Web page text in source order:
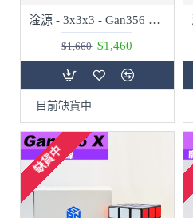
淦源 - 3x3x3 - Gan356 X - 黑色(數調版) - 贈10ml小丸油
$1,460
$1,660
目前缺貨中
缺貨中